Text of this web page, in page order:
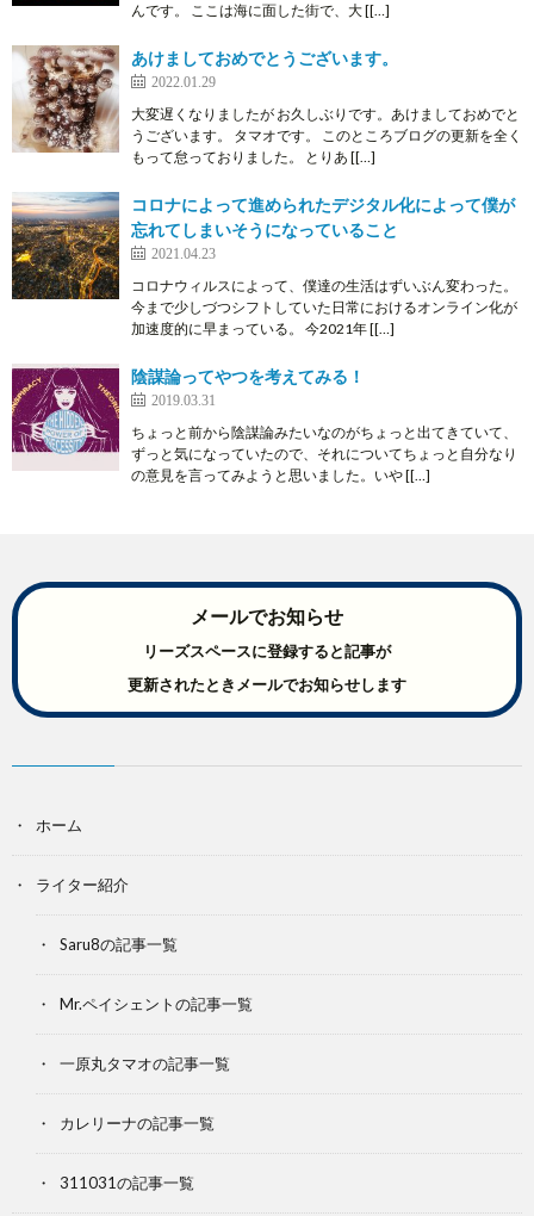
んです。 ここは海に面した街で、大 [[…]
あけましておめでとうございます。
2022.01.29
大変遅くなりましたが お久しぶりです。あけましておめでと
うございます。 タマオです。 このところブログの更新を全く
もって怠っておりました。 とりあ [[…]
コロナによって進められたデジタル化によって僕が
忘れてしまいそうになっていること
2021.04.23
コロナウィルスによって、僕達の生活はずいぶん変わった。
今まで少しづつシフトしていた日常におけるオンライン化が
加速度的に早まっている。 今2021年 [[…]
陰謀論ってやつを考えてみる！
2019.03.31
ちょっと前から陰謀論みたいなのがちょっと出てきていて、
ずっと気になっていたので、それについてちょっと自分なり
の意見を言ってみようと思いました。いや [[…]
メールでお知らせ
リーズスペースに登録すると記事が
更新されたときメールでお知らせします
ホーム
ライター紹介
Saru8の記事一覧
Mr.ペイシェントの記事一覧
一原丸タマオの記事一覧
カレリーナの記事一覧
311031の記事一覧